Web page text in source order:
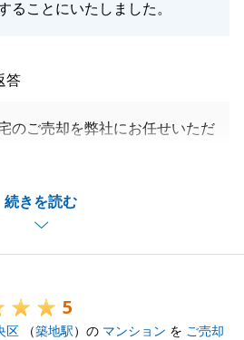
ることにいたしました。
続きを読む
答
のご売却を弊社にお任せいただ
のご成約に至ることが出来まし
にお使いでしたので、買主様も
ました。
動産のご売却をお手伝いできて
5
区 （築地駅）の マンション を ご売却